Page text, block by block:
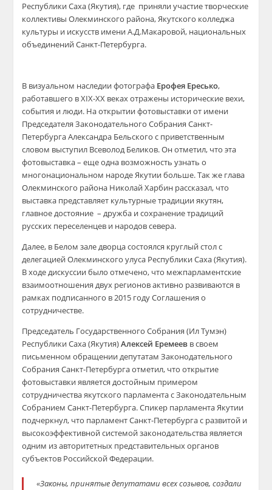
Республики Саха (Якутия), где приняли участие творческие
коллективы Олекминского района, Якутского колледжа
культуры и искусств имени А.Д.Макаровой, национальных
объединений Санкт-Петербурга.
В визуальном наследии фотографа Ерофея Ересько,
работавшего в XIX-XX веках отражены исторические вехи,
события и люди. На открытии фотовыставки от имени
Председателя Законодательного Собрания Санкт-
Петербурга Александра Бельского с приветственным
словом выступил Всеволод Беликов. Он отметил, что эта
фотовыставка – еще одна возможность узнать о
многонациональном народе Якутии больше. Так же глава
Олекминского района Николай Харбин рассказал, что
выставка представляет культурные традиции якутян,
главное достояние – дружба и сохранение традиций
русских переселенцев и народов севера.
Далее, в Белом зале дворца состоялся круглый стол с
делегацией Олекминского улуса Республики Саха (Якутия).
В ходе дискуссии было отмечено, что межпарламентские
взаимоотношения двух регионов активно развиваются в
рамках подписанного в 2015 году Соглашения о
сотрудничестве.
Председатель Государственного Собрания (Ил Тумэн)
Республики Саха (Якутия)Алексей Еремеев в своем
письменном обращении депутатам Законодательного
Собрания Санкт-Петербурга отметил, что открытие
фотовыставки является достойным примером
сотрудничества якутского парламента с Законодательным
Собранием Санкт-Петербурга. Спикер парламента Якутии
подчеркнул, что парламент Санкт-Петербурга с развитой и
высокоэффективной системой законодательства является
одним из авторитетных представительных органов
субъектов Российской Федерации.
«Законы, принятые депутатами всех созывов, создали